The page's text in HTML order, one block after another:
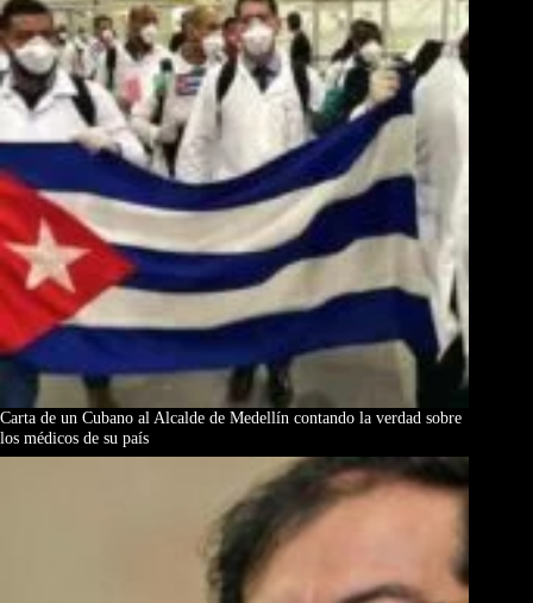
Carta de un Cubano al Alcalde de Medellín contando la verdad sobre
los médicos de su país